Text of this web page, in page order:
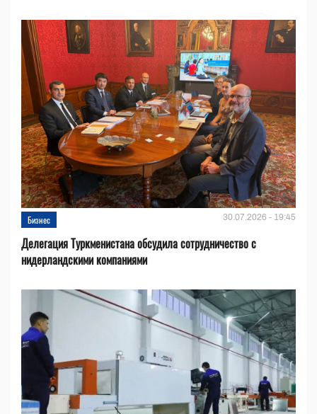
Бизнес 30.07.2026 - 19:45
Делегация Туркменистана обсудила сотрудничество с
нидерландскими компаниями